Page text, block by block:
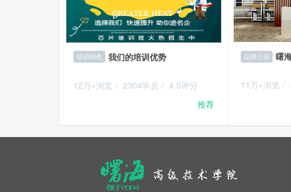
培训特色 我们的培训优势
12万+浏览 / 2304学员 / 4.5评分
推荐
品牌介绍 曙
11万+浏览 /